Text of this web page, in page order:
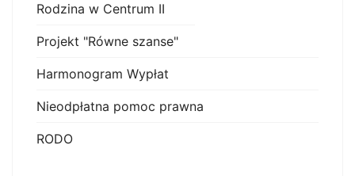
Rodzina w Centrum II
Projekt "Równe szanse"
Harmonogram Wypłat
Nieodpłatna pomoc prawna
RODO